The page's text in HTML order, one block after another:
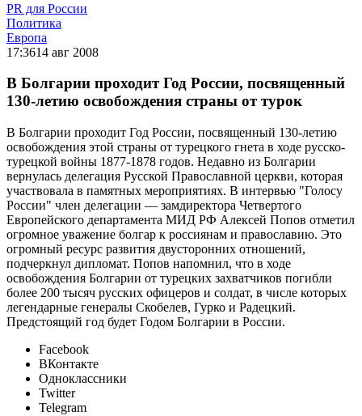
PR для России
Политика
Европа
17:3614 авг 2008
В Болгарии проходит Год России, посвященный
130-летию освобождения страны от турок
В Болгарии проходит Год России, посвященный 130-летию
освобождения этой страны от турецкого гнета в ходе русско-
турецкой войны 1877-1878 годов. Недавно из Болгарии
вернулась делегация Русской Православной церкви, которая
участвовала в памятных мероприятиях. В интервью "Голосу
России" член делегации — замдиректора Четвертого
Европейского департамента МИД РФ Алексей Попов отметил
огромное уважение болгар к россиянам и православию. Это
огромный ресурс развития двусторонних отношений,
подчеркнул дипломат. Попов напомнил, что в ходе
освобождения Болгарии от турецких захватчиков погибли
более 200 тысяч русских офицеров и солдат, в числе которых
легендарные генералы Скобелев, Гурко и Радецкий.
Предстоящий год будет Годом Болгарии в России.
Facebook
ВКонтакте
Одноклассники
Twitter
Telegram